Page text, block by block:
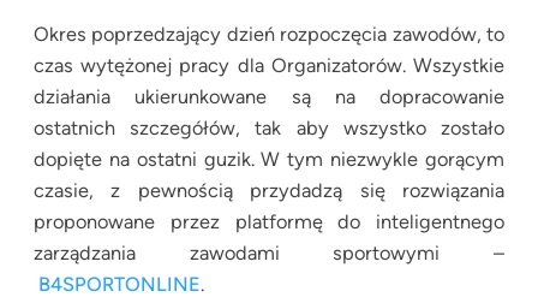
Okres poprzedzający dzień rozpoczęcia zawodów, to
czas wytężonej pracy dla Organizatorów. Wszystkie
działania ukierunkowane są na dopracowanie
ostatnich szczegółów, tak aby wszystko zostało
dopięte na ostatni guzik. W tym niezwykle gorącym
czasie, z pewnością przydadzą się rozwiązania
proponowane przez platformę do inteligentnego
zarządzania zawodami sportowymi –
B4SPORTONLINE.